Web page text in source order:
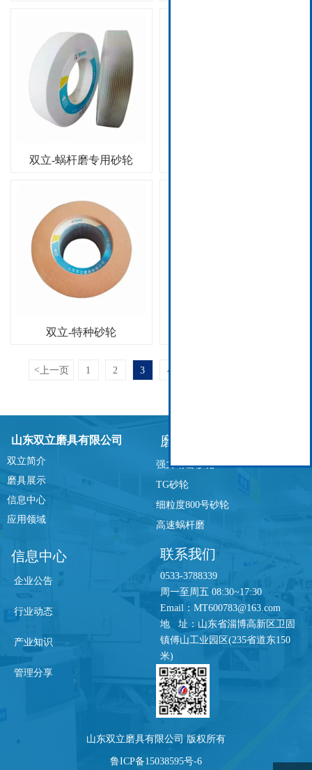
双立-蜗杆磨专用砂轮
双立-特种砂轮
<上一页 1 2 3 4
山东双立磨具有限公司
双立简介
磨具展示
信息中心
应用领域
磨具展示
强力珩齿砂轮
TG砂轮
细粒度800号砂轮
高速蜗杆磨
信息中心
企业公告
行业动态
产业知识
管理分享
联系我们
0533-3788339
周一至周五 08:30~17:30
Email：MT600783@163.com
地 址：山东省淄博高新区卫固
镇傅山工业园区(235省道东150
米)
山东双立磨具有限公司 版权所有
鲁ICP备15038595号-6